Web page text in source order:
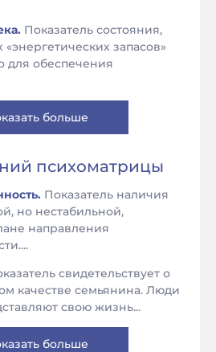
Показатель состояния,
«энергетических запасов»
для обеспечения
больше
психоматрицы
Показатель наличия
но нестабильной,
направления
свидетельствует о
качестве семьянина. Люди
свою жизнь...
больше